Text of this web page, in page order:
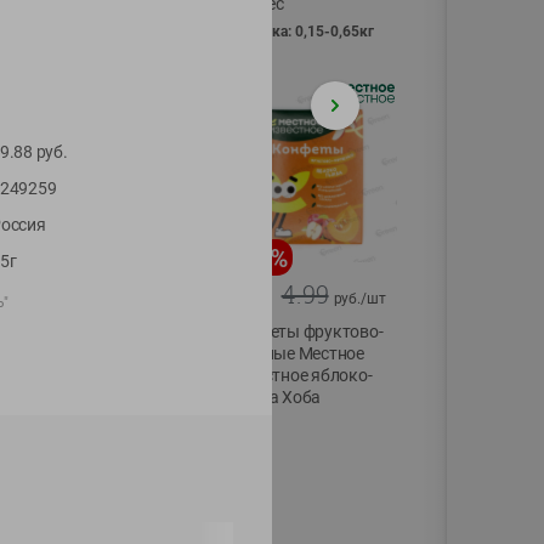
фасовка: 0,15-0,65кг
%
4.99 руб./шт
Конфеты фруктово-
ягодные Местное
известное яблоко-
тыква Хоба
руб.